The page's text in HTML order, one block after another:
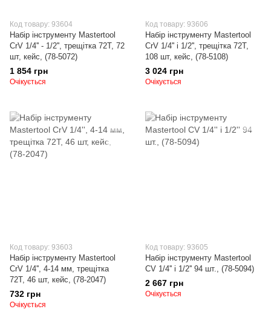
Код товару: 93604
Набір інструменту Mastertool
CrV 1/4'' - 1/2'', трещітка 72Т, 72
шт, кейс, (78-5072)
1 854 грн
Очікується
Код товару: 93606
Набір інструменту Mastertool
CrV 1/4'' і 1/2'', трещітка 72Т,
108 шт, кейс, (78-5108)
3 024 грн
Очікується
Код товару: 93603
Набір інструменту Mastertool
CrV 1/4'', 4-14 мм, трещітка
72Т, 46 шт, кейс, (78-2047)
732 грн
Очікується
Код товару: 93605
Набір інструменту Mastertool
CV 1/4'' і 1/2'' 94 шт., (78-5094)
2 667 грн
Очікується